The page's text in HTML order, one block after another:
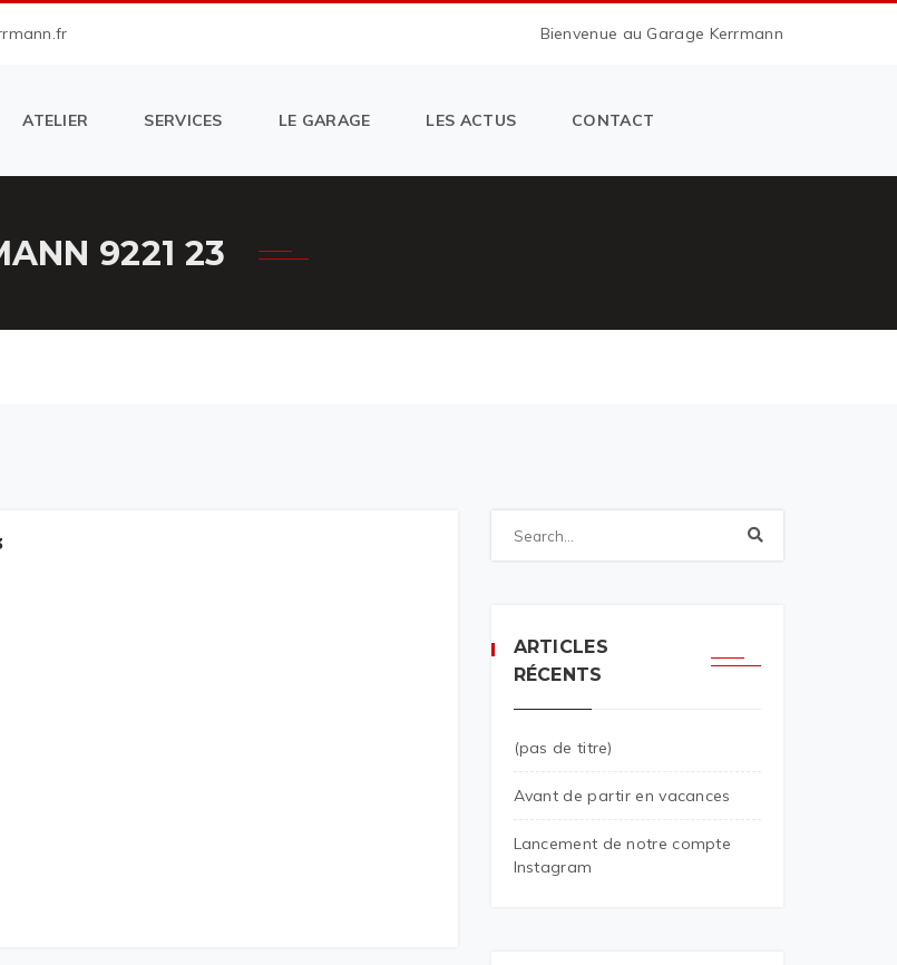
Bienvenue au Garage Kerrmann
ATELIER SERVICES LE GARAGE LES ACTUS CONTACT
9221 23
ARTICLES
RÉCENTS
(pas de titre)
Avant de partir en vacances
Lancement de notre compte
Instagram